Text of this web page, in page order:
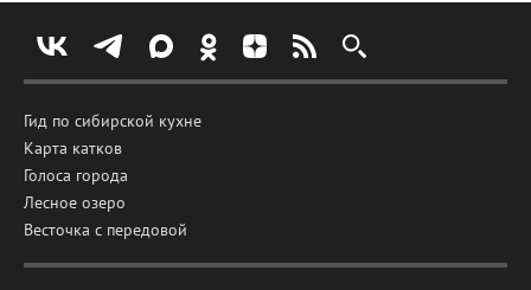
Гид по сибирской кухне
Карта катков
Голоса города
Лесное озеро
Весточка с передовой